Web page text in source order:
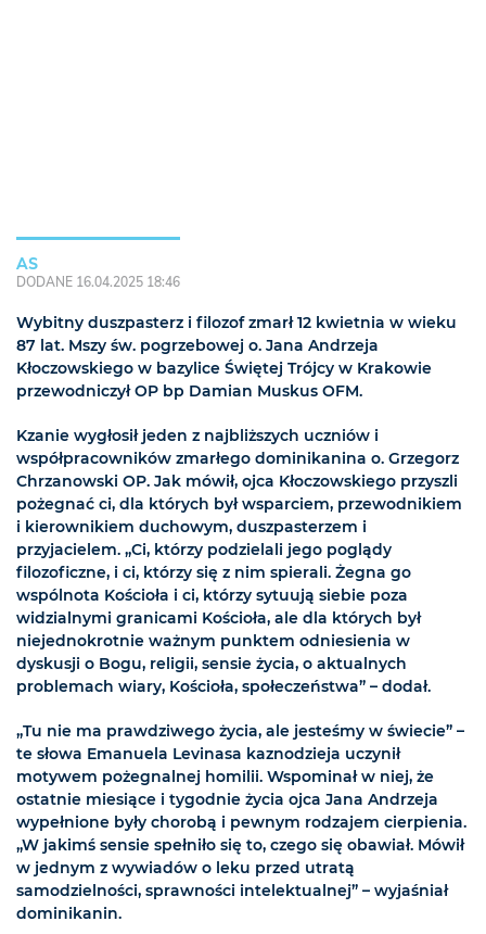
AS
DODANE 16.04.2025 18:46
Wybitny duszpasterz i filozof zmarł 12 kwietnia w wieku
87 lat. Mszy św. pogrzebowej o. Jana Andrzeja
Kłoczowskiego w bazylice Świętej Trójcy w Krakowie
przewodniczył OP bp Damian Muskus OFM.
Kzanie wygłosił jeden z najbliższych uczniów i
współpracowników zmarłego dominikanina o. Grzegorz
Chrzanowski OP. Jak mówił, ojca Kłoczowskiego przyszli
pożegnać ci, dla których był wsparciem, przewodnikiem
i kierownikiem duchowym, duszpasterzem i
przyjacielem. „Ci, którzy podzielali jego poglądy
filozoficzne, i ci, którzy się z nim spierali. Żegna go
wspólnota Kościoła i ci, którzy sytuują siebie poza
widzialnymi granicami Kościoła, ale dla których był
niejednokrotnie ważnym punktem odniesienia w
dyskusji o Bogu, religii, sensie życia, o aktualnych
problemach wiary, Kościoła, społeczeństwa” – dodał.
„Tu nie ma prawdziwego życia, ale jesteśmy w świecie” –
te słowa Emanuela Levinasa kaznodzieja uczynił
motywem pożegnalnej homilii. Wspominał w niej, że
ostatnie miesiące i tygodnie życia ojca Jana Andrzeja
wypełnione były chorobą i pewnym rodzajem cierpienia.
„W jakimś sensie spełniło się to, czego się obawiał. Mówił
w jednym z wywiadów o leku przed utratą
samodzielności, sprawności intelektualnej” – wyjaśniał
dominikanin.